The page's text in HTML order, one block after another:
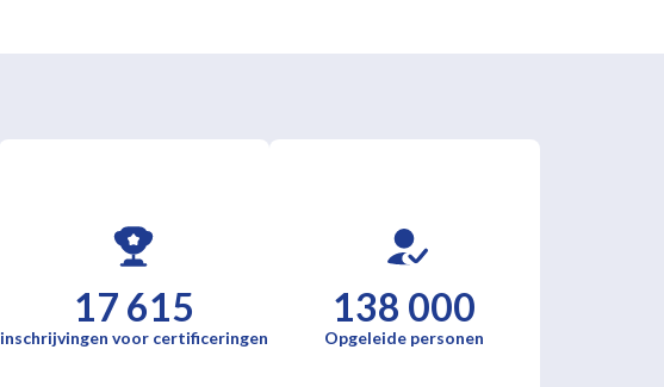
17 615
inschrijvingen voor certificeringen
138 000
Opgeleide personen